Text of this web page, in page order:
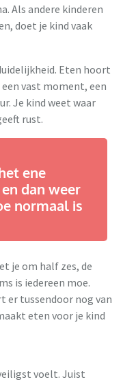
Als andere kinderen
doet je kind vaak
Eten hoort
vast moment, een
Je kind weet waar
rust.
ene
dan weer
normaal is
je om half zes, de
is iedereen moe.
er tussendoor nog van
eten voor je kind
voelt. Juist